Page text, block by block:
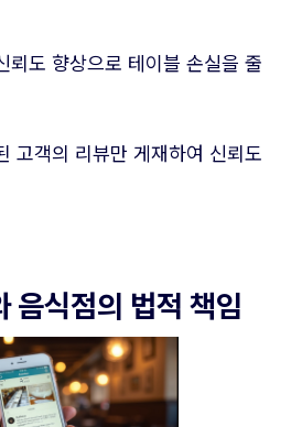
뢰도 향상으로 테이블 손실을 줄
고객의 리뷰만 게재하여 신뢰도
음식점의 법적 책임